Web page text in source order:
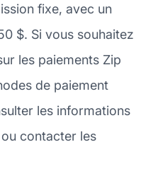
fixe, avec un
$. Si vous souhaitez
les paiements Zip
de paiement
les informations
contacter les